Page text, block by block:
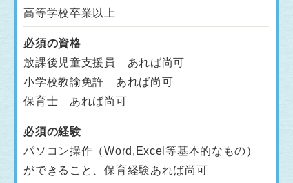
高等学校卒業以上
必須の資格
放課後児童支援員 あれば尚可
小学校教諭免許 あれば尚可
保育士 あれば尚可
必須の経験
パソコン操作（Word,Excel等基本的なもの）
ができること、保育経験あれば尚可